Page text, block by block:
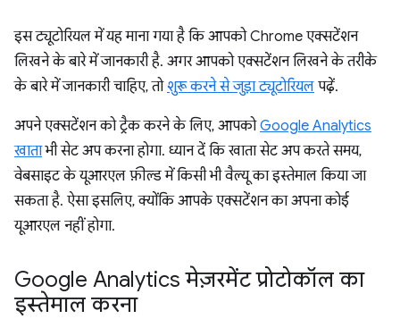
इस ट्यूटोरियल में यह माना गया है कि आपको Chrome एक्सटेंशन
लिखने के बारे में जानकारी है. अगर आपको एक्सटेंशन लिखने के तरीके
के बारे में जानकारी चाहिए, तोशुरू करने से जुड़ा ट्यूटोरियल पढ़ें.
अपने एक्सटेंशन को ट्रैक करने के लिए, आपकोGoogle Analytics
खाताभी सेट अप करना होगा. ध्यान दें कि खाता सेट अप करते समय,
वेबसाइट के यूआरएल फ़ील्ड में किसी भी वैल्यू का इस्तेमाल किया जा
सकता है. ऐसा इसलिए, क्योंकि आपके एक्सटेंशन का अपना कोई
यूआरएल नहीं होगा.
Google Analytics मेज़रमेंट प्रोटोकॉल का
इस्तेमाल करना